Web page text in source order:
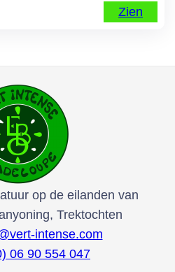
Zien
op de eilanden van
Trektochten
intense.com
06 90 554 047